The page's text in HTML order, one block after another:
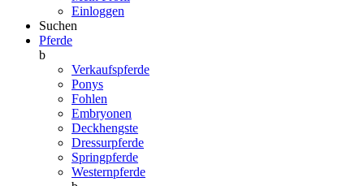
Einloggen
Suchen
Pferde
b
Verkaufspferde
Ponys
Fohlen
Embryonen
Deckhengste
Dressurpferde
Springpferde
Westernpferde